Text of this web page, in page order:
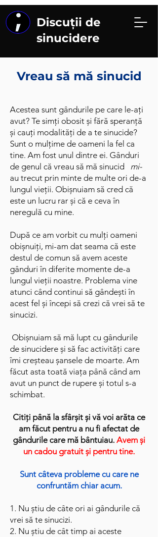
Discuții de
sinucidere
Vreau să mă sinucid
Acestea sunt gândurile pe care le-ați
avut? Te simți obosit și fără speranță
și cauți modalități de a te sinucide?
Sunt o mulțime de oameni la fel ca
tine. Am fost unul dintre ei. Gânduri
de genul că vreau să mă sinucid
mi-
au trecut prin minte de multe ori de-a
lungul vieții. Obișnuiam să cred că
este un lucru rar și că e ceva în
neregulă cu mine.
După ce am vorbit cu mulți oameni
obișnuiți, mi-am dat seama că este
destul de comun să avem aceste
gânduri în diferite momente de-a
lungul vieții noastre. Problema vine
atunci când continui să gândești în
acest fel și începi să crezi că vrei să te
sinucizi.
Obișnuiam să mă lupt cu gândurile
de sinucidere și să fac activități care
îmi creșteau șansele de moarte. Am
făcut asta toată viața până când am
avut un punct de rupere și totul s-a
schimbat.
Citiți până la sfârșit și vă voi arăta ce
am făcut pentru a nu fi afectat de
gândurile care mă bântuiau. Avem și
un cadou gratuit și pentru tine.
Sunt câteva probleme cu care ne
confruntăm chiar acum.
1. Nu știu de câte ori ai gândurile că
vrei să te sinucizi.
2. Nu știu de cât timp ai aceste